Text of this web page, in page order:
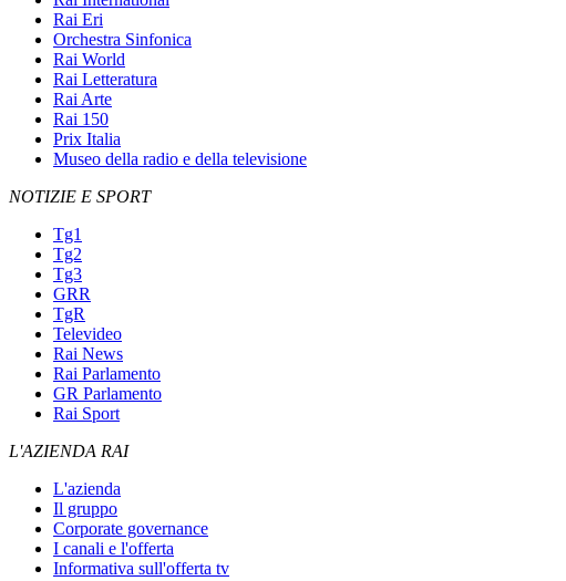
Rai Eri
Orchestra Sinfonica
Rai World
Rai Letteratura
Rai Arte
Rai 150
Prix Italia
Museo della radio e della televisione
NOTIZIE E SPORT
Tg1
Tg2
Tg3
GRR
TgR
Televideo
Rai News
Rai Parlamento
GR Parlamento
Rai Sport
L'AZIENDA RAI
L'azienda
Il gruppo
Corporate governance
I canali e l'offerta
Informativa sull'offerta tv